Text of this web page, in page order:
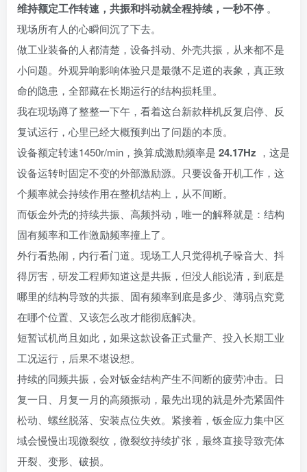
维持额定工作转速，共振和抖动就全程持续，一秒不停 。
现场所有人的心瞬间沉了下去。
做工业装备的人都清楚，设备抖动、外壳共振，从来都不是
小问题。外观异响影响体验只是最微不足道的表象，真正致
命的隐患，全部藏在长期运行的结构损耗里。
我在现场蹲了整整一下午，看着这台新款样机反复启停、反
复试运行，心里已经大概预判出了问题的本质。
设备额定转速1450r/min，换算成激励频率是 24.17Hz ，这是
设备运转时固定不变的外部激励源。只要设备开机工作，这
个频率就会持续作用在整机结构上，从不间断。
而钣金外壳的持续共振、高频抖动，唯一的解释就是：结构
固有频率和工作激励频率撞上了。
外行看热闹，内行看门道。现场工人只觉得机子噪音大、抖
得厉害，研发工程师知道这是共振，但没人能说清，到底是
哪里的结构导致的共振、固有频率到底是多少、薄弱点究竟
在哪个位置、又该怎么改才能彻底解决。
短暂试机尚且如此，如果这款设备正式量产、投入长期工业
工况运行，后果不堪设想。
持续的同频共振，会对钣金结构产生不间断的疲劳冲击。日
复一日、月复一月的高频振动，最先出现的就是外壳紧固件
松动、螺丝脱落、安装点位失效。紧接着，钣金应力集中区
域会慢慢出现微裂纹，微裂纹持续扩张，最终直接导致壳体
开裂、变形、破损。